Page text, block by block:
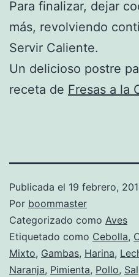
Para finalizar, dejar
más, revolviendo
Servir Caliente.
Un delicioso postre
receta de Fresas a la
Publicada el 19 febrero,
Por boommaster
Categorizado como Aves
Etiquetado como Cebolla,
Mixto, Gambas, Harina,
Naranja, Pimienta, Pollo, Sal